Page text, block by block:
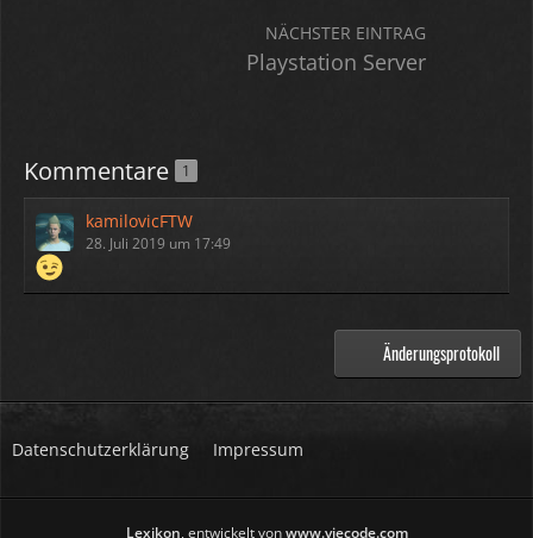
NÄCHSTER EINTRAG
Playstation Server
Kommentare 1
kamilovicFTW
28. Juli 2019 um 17:49
Änderungsprotokoll
Datenschutzerklärung Impressum
Lexikon, entwickelt vonwww.viecode.com